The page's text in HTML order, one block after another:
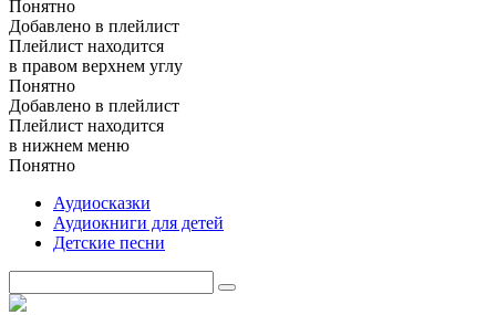
Понятно
Добавлено в плейлист
Плейлист находится
в правом верхнем углу
Понятно
Добавлено в плейлист
Плейлист находится
в нижнем меню
Понятно
Аудиосказки
Аудиокниги для детей
Детские песни